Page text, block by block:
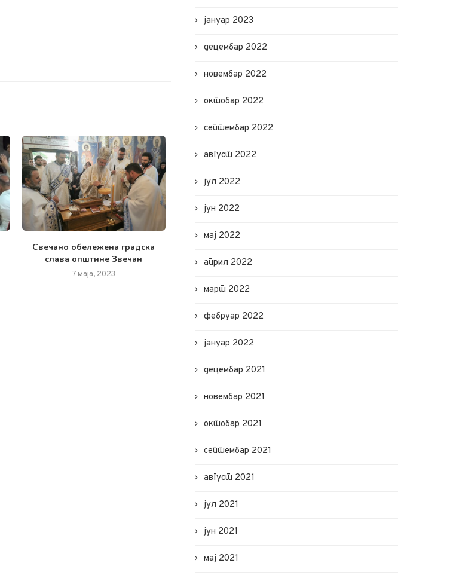
Свечано обележена градска
слава општине Звечан
7 маја, 2023
подстицајних средстава за
27 марта, 2023
јануар 2023
децембар 2022
новембар 2022
октобар 2022
септембар 2022
август 2022
јул 2022
јун 2022
мај 2022
април 2022
март 2022
фебруар 2022
јануар 2022
децембар 2021
новембар 2021
октобар 2021
септембар 2021
август 2021
јул 2021
јун 2021
мај 2021